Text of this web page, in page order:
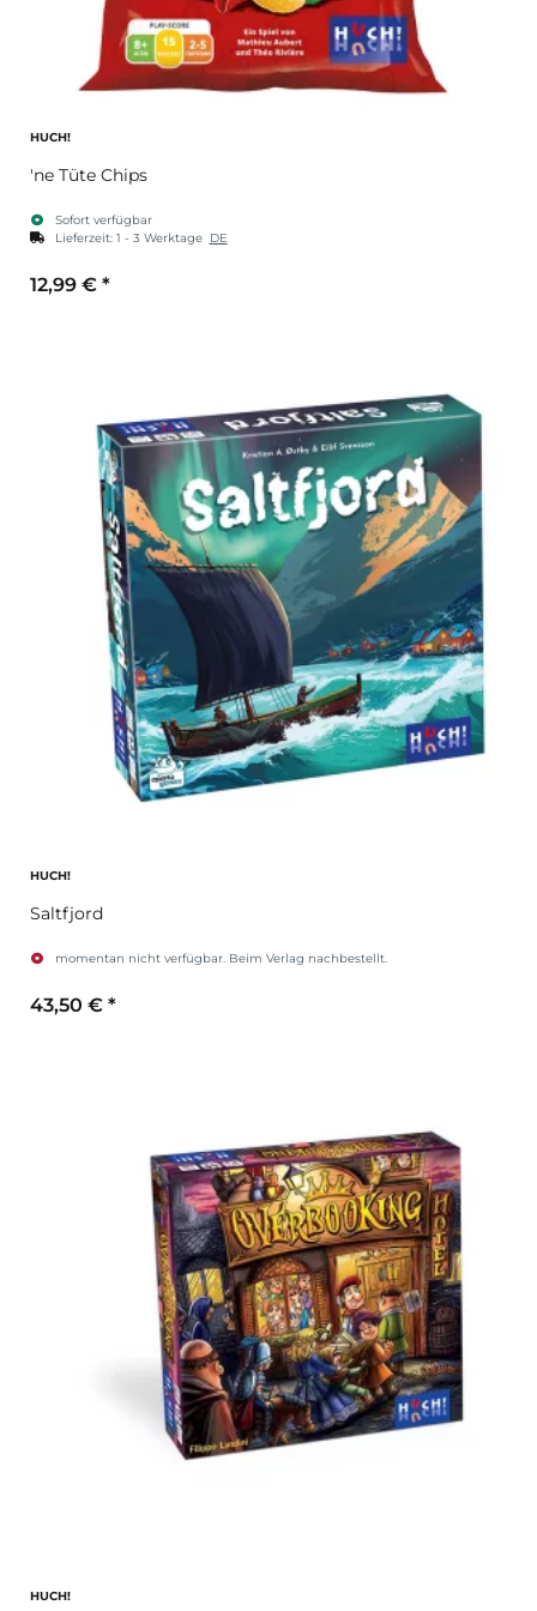
HUCH!
'ne Tüte Chips
Sofort verfügbar
Lieferzeit: 1 - 3 Werktage DE
12,99 € *
HUCH!
Saltfjord
momentan nicht verfügbar. Beim Verlag nachbestellt.
43,50 € *
HUCH!